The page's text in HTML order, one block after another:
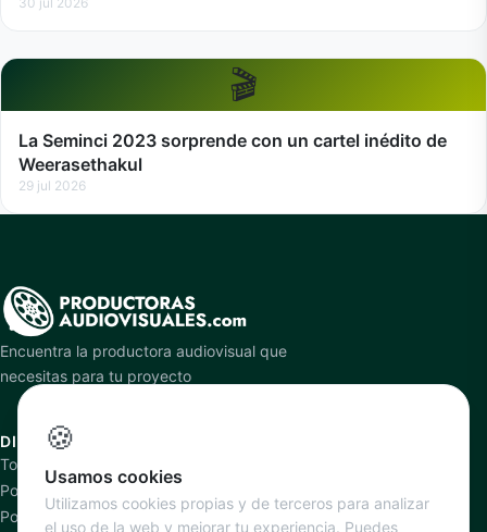
🎬
La Seminci 2023 sorprende con un cartel inédito de
Weerasethakul
29 jul 2026
Encuentra la productora audiovisual que
necesitas para tu proyecto
DIRECTORIO
Todas las productoras
Por especialidad
Por ciudad
Planes y precios
🍪
Usamos cookies
Utilizamos cookies propias y de terceros para analizar
el uso de la web y mejorar tu experiencia. Puedes